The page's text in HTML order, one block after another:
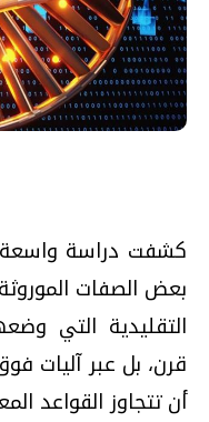
كشفت دراسة واسعة
بعض الصفات الموروثة
التقليدية التي
قرن، بل عبر آليات
أن تتجاوز القواعد